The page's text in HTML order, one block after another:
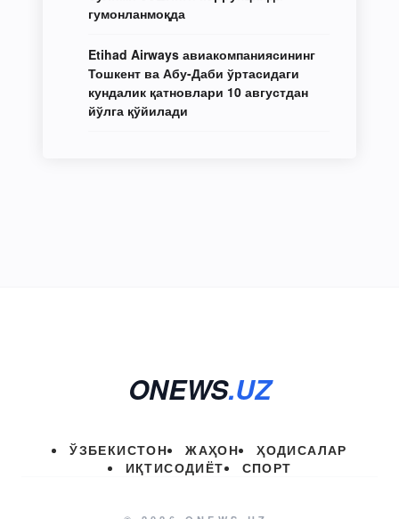
гумонланмоқда
Etihad Airways авиакомпаниясининг
Тошкент ва Абу-Даби ўртасидаги
кундалик қатновлари 10 августдан
йўлга қўйилади
ONEWS.UZ
ЎЗБЕКИСТОН ЖАҲОН
ҲОДИСАЛАР
ИҚТИСОДИЁТ
СПОРТ